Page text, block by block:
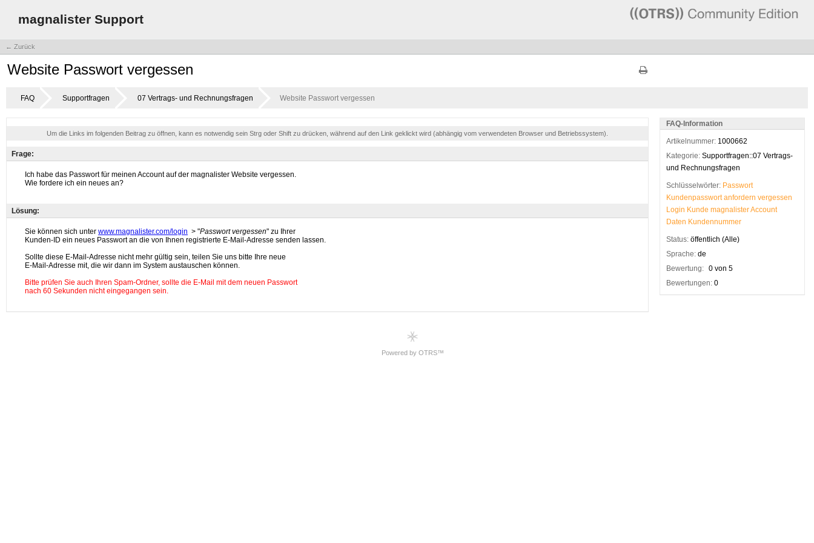
magnalister Support
← Zurück
Website Passwort vergessen
FAQ Supportfragen 07 Vertrags- und Rechnungsfragen Website Passwort vergessen
Um die Links im folgenden Beitrag zu öffnen, kann es notwendig sein Strg oder Shift zu drücken, während auf den Link geklickt wird (abhängig vom verwendeten Browser und Betriebssystem).
Frage:
Lösung:
FAQ-Information
Artikelnummer: 1000662
Kategorie: Supportfragen::07 Vertrags-
und Rechnungsfragen
Schlüsselwörter: Passwort
Kundenpasswort anfordern vergessen
Login Kunde magnalisterAccount
Daten Kundennummer
Status: öffentlich (Alle)
Sprache: de
Bewertung: 0 von 5
Bewertungen: 0
Powered by OTRS™